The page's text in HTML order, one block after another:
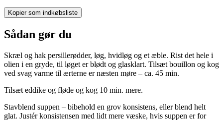
Kopier som indkøbsliste
Sådan gør du
Skræl og hak persillerødder, løg, hvidløg og et æble. Rist det hele i
olien i en gryde, til løget er blødt og glasklart. Tilsæt bouillon og kog
ved svag varme til ærterne er næsten møre – ca. 45 min.
Tilsæt eddike og fløde og kog 10 min. mere.
Stavblend suppen – bibehold en grov konsistens, eller blend helt
glat. Justér konsistensen med lidt mere væske, hvis suppen er for